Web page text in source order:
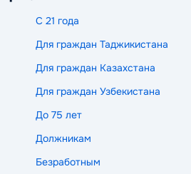
С 21 года
Для граждан Таджикистана
Для граждан Казахстана
Для граждан Узбекистана
До 75 лет
Должникам
Безработным